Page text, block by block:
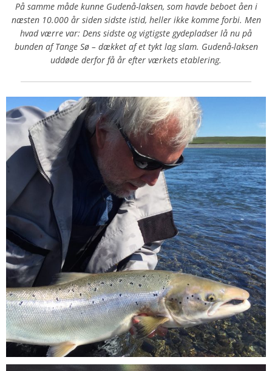
På samme måde kunne Gudenå-laksen, som havde beboet åen i
næsten 10.000 år siden sidste istid, heller ikke komme forbi. Men
hvad værre var: Dens sidste og vigtigste gydepladser lå nu på
bunden af Tange Sø – dækket af et tykt lag slam. Gudenå-laksen
uddøde derfor få år efter værkets etablering.